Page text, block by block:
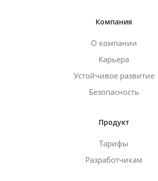
Компания
О компании
Карьера
Устойчивое развитие
Безопасность
Продукт
Тарифы
Разработчикам